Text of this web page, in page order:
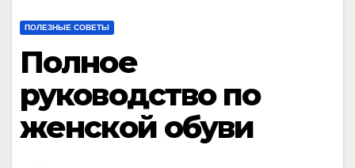
ПОЛЕЗНЫЕ СОВЕТЫ
Полное
руководство по
женской обуви